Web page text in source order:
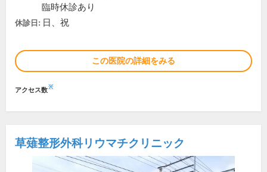
臨時休診あり
休診日: 日、祝
この医院の詳細をみる
アクセス数※
草薙整形外科リウマチクリニック